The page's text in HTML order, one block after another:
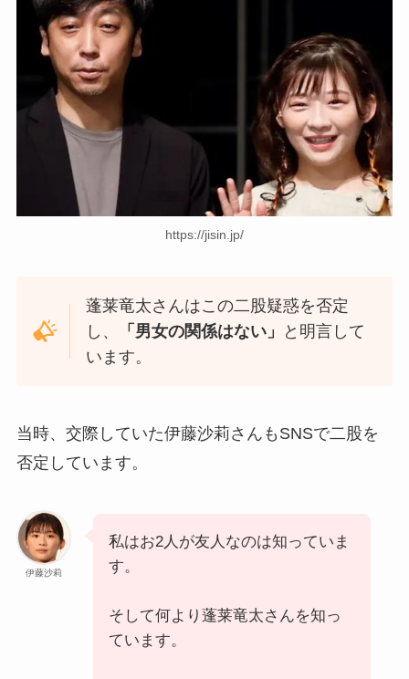
https://jisin.jp/
蓬莱竜太さんはこの二股疑惑を否定
し、
「男女の関係はない」
と明言して
います。
当時、交際していた伊藤沙莉さんもSNSで二股を
否定しています。
伊藤沙莉
私はお2人が友人なのは知っていま
す。
そして何より蓬莱竜太さんを知っ
ています。